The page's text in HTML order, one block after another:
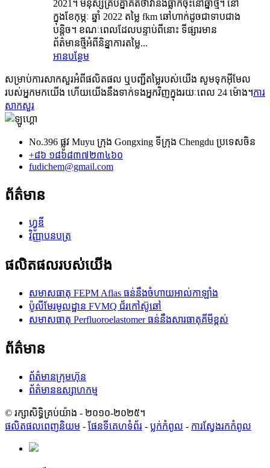
2021។ មនុស្សគ្រប់គ្នាគិតថាវានឹងធ្លាក់ចុះនៅឆ្នាំថ្មី។ នៅ
ក្នុងខែកុម្ភៈ ឆ្នាំ 2022 តម្លៃ fkm ឆៅហាក់ដូចជាទាបជាង
បន្តិច។ ខណៈពេលដែលបន្ទាប់ពីនោះ ទីផ្សារមាន
ព័ត៌មានថ្មីអំពីនិន្នាការតម្លៃ...
អានបន្ថែម
សម្រាប់ការសាកសួរអំពីផលិតផល ឬបញ្ជីតម្លៃរបស់យើង សូមទុកអ៊ីមែល
របស់អ្នកមកយើង ហើយយើងនឹងទាក់ទងអ្នកវិញក្នុងរយៈពេល 24 ម៉ោង។ការ
សាកសួរ
No.396 ផ្លូវ Muyu ក្រុង Gongxing ទីក្រុង Chengdu ប្រទេសចិន
+៨៦ ១៨៦៨៣៧២៣៤៦០
fudichem@gmail.com
ព័ត៌មាន
ហ្វូឌី
វិញ្ញាបនបត្រ
ផលិតផលរបស់យើង
សមាសធាតុ FEPM Aflas ធន់នឹងចំហាយអាល់កាឡាំង
ប៉ូលីមែរមូលដ្ឋាន FVMQ ជ័រកៅស៊ូឆៅ
សមាសធាតុ Perfluoroelastomer ធន់នឹងសារធាតុគីមីខ្ពស់
ព័ត៌មាន
ព័ត៌មានក្រុមហ៊ុន
ព័ត៌មានឧស្សាហកម្ម
© រក្សាសិទ្ធិគ្រប់យ៉ាង - ២០១០-២០២៥។
ផលិតផលពេញនិយម - ផែនទីគេហទំព័រ - ប្លក់​កំពូល - ការស្វែងរកកំពូល